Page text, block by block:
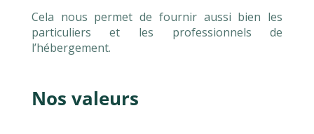
Cela nous permet de fournir aussi bien les
particuliers et les professionnels de
l’hébergement.
Nos valeurs